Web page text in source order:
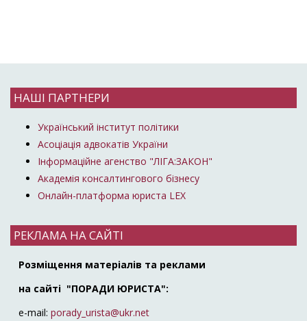
НАШІ ПАРТНЕРИ
Український інститут політики
Асоціація адвокатів України
Інформаційне агенство "ЛІГА:ЗАКОН"
Академія консалтингового бізнесу
Онлайн-платформа юриста LEX
РЕКЛАМА НА САЙТІ
Розміщення матеріалів та реклами
на сайті "ПОРАДИ ЮРИСТА":
e-mail: porady_urista@ukr.net